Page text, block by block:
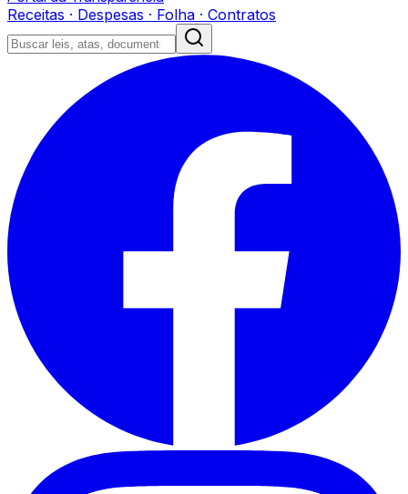
Receitas · Despesas · Folha · Contratos